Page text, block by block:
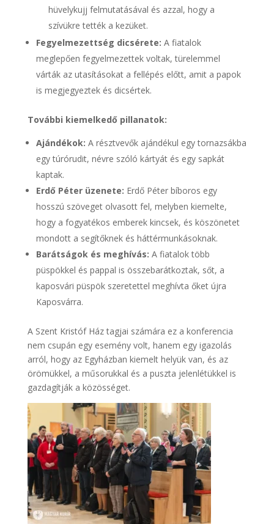
hüvelykujj felmutatásával és azzal, hogy a
szívükre tették a kezüket.
Fegyelmezettség dicsérete: A fiatalok
meglepően fegyelmezettek voltak, türelemmel
várták az utasításokat a fellépés előtt, amit a papok
is megjegyeztek és dicsértek.
További kiemelkedő pillanatok:
Ajándékok: A résztvevők ajándékul egy tornazsákba
egy túrórudit, névre szóló kártyát és egy sapkát
kaptak.
Erdő Péter üzenete: Erdő Péter bíboros egy
hosszú szöveget olvasott fel, melyben kiemelte,
hogy a fogyatékos emberek kincsek, és köszönetet
mondott a segítőknek és háttérmunkásoknak.
Barátságok és meghívás: A fiatalok több
püspökkel és pappal is összebarátkoztak, sőt, a
kaposvári püspök szeretettel meghívta őket újra
Kaposvárra.
A Szent Kristóf Ház tagjai számára ez a konferencia
nem csupán egy esemény volt, hanem egy igazolás
arról, hogy az Egyházban kiemelt helyük van, és az
örömükkel, a műsorukkal és a puszta jelenlétükkel is
gazdagítják a közösséget.